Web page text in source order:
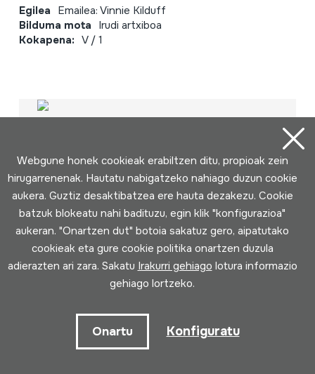
Egilea Emailea: Vinnie Kilduff
Bilduma mota Irudi artxiboa
Kokapena: V / 1
Webgune honek cookieak erabiltzen ditu, propioak zein
hirugarrenenak. Hautatu nabigatzeko nahiago duzun cookie
aukera. Guztiz desaktibatzea ere hauta dezakezu. Cookie
batzuk blokeatu nahi badituzu, egin klik "konfigurazioa"
aukeran. "Onartzen dut" botoia sakatuz gero, aipatutako
cookieak eta gure cookie politika onartzen duzula
adierazten ari zara. Sakatu Irakurri gehiago lotura informazio
gehiago lortzeko.
Onartu Konfiguratu